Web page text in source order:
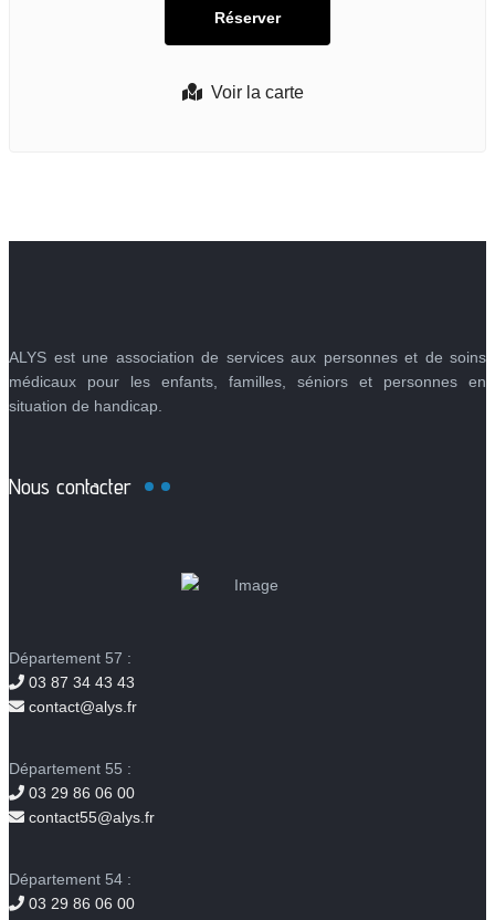
Voir la carte
ALYS est une association de services aux personnes et de soins
médicaux pour les enfants, familles, séniors et personnes en
situation de handicap.
Nous contacter
Département 57 :
03 87 34 43 43
contact@alys.fr
Département 55 :
03 29 86 06 00
contact55@alys.fr
Département 54 :
03 29 86 06 00